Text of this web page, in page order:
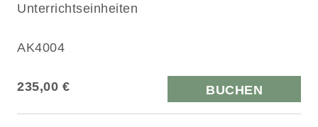
Unterrichtseinheiten
AK4004
235,00 € BUCHEN